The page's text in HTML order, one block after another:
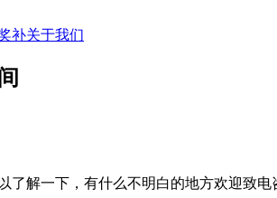
补关于我们
了解一下，有什么不明白的地方欢迎致电